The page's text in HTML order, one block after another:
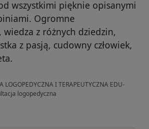
wszystkimi pięknie opisanymi
Ogromne
wiedza z różnych dziedzin,
z pasją, cudowny człowiek,
LOGOPEDYCZNA I TERAPEUTYCZNA EDU-
logopedyczna